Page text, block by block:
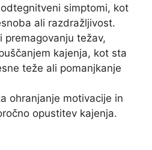
simptomi, kot
ali razdražljivost.
premagovanju težav,
kajenja, kot sta
teže ali pomanjkanje
ohranjanje motivacije in
opustitev kajenja.